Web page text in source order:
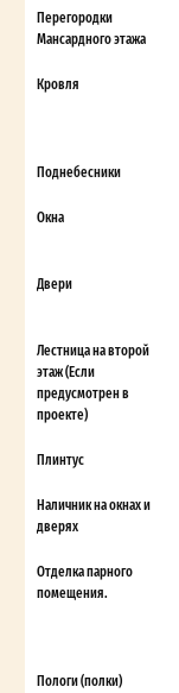
Перегородки
Мансардного этажа
Кровля
Поднебесники
Окна
Двери
Лестница на второй
этаж (Если
предусмотрен в
проекте)
Плинтус
Наличник на окнах и
дверях
Отделка парного
помещения.
Пологи (полки)